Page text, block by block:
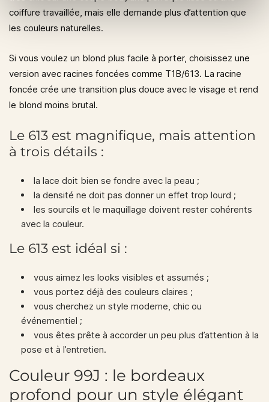
coiffure travaillée, mais elle demande plus d’attention que
les couleurs naturelles.
Si vous voulez un blond plus facile à porter, choisissez une
version avec racines foncées comme T1B/613. La racine
foncée crée une transition plus douce avec le visage et rend
le blond moins brutal.
Le 613 est magnifique, mais attention
à trois détails :
la lace doit bien se fondre avec la peau ;
la densité ne doit pas donner un effet trop lourd ;
les sourcils et le maquillage doivent rester cohérents
avec la couleur.
Le 613 est idéal si :
vous aimez les looks visibles et assumés ;
vous portez déjà des couleurs claires ;
vous cherchez un style moderne, chic ou
événementiel ;
vous êtes prête à accorder un peu plus d’attention à la
pose et à l’entretien.
Couleur 99J : le bordeaux
profond pour un style élégant